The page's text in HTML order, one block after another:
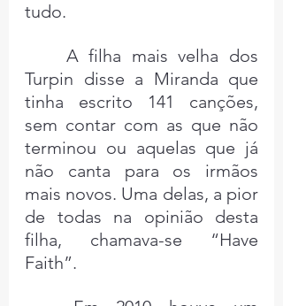
tudo.
Turpin disse a Miranda que
tinha escrito 141 canções,
sem contar com as que não
terminou ou aquelas que já
não canta para os irmãos
mais novos. Uma delas, a pior
de todas na opinião desta
filha, chamava-se “Have
Faith”.